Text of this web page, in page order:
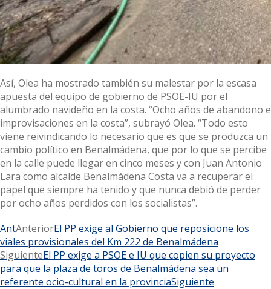
Así, Olea ha mostrado también su malestar por la escasa
apuesta del equipo de gobierno de PSOE-IU por el
alumbrado navideño en la costa. “Ocho años de abandono e
improvisaciones en la costa”, subrayó Olea. “Todo esto
viene reivindicando lo necesario que es que se produzca un
cambio político en Benalmádena, que por lo que se percibe
en la calle puede llegar en cinco meses y con Juan Antonio
Lara como alcalde Benalmádena Costa va a recuperar el
papel que siempre ha tenido y que nunca debió de perder
por ocho años perdidos con los socialistas”.
AntAnteriorEl PP exige al Gobierno que reposicione los
viales provisionales del Km 222 de Benalmádena
SiguienteEl PP exige a PSOE e IU que copien su proyecto
para que la plaza de toros de Benalmádena sea un
referente ocio-cultural en la provinciaSiguiente